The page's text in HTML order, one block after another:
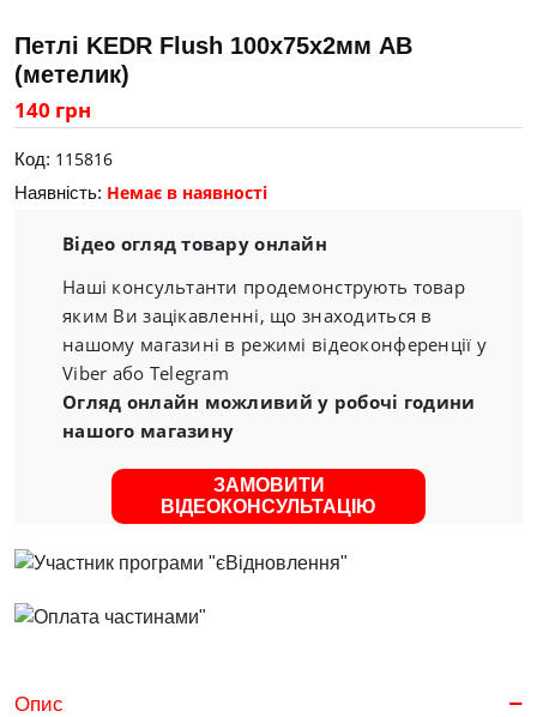
Петлі KEDR Flush 100х75х2мм АВ
(метелик)
140 грн
Код: 115816
Наявність: Немає в наявності
Відео огляд товару онлайн
Наші консультанти продемонструють товар
яким Ви зацікавленні, що знаходиться в
нашому магазині в режимі відеоконференції у
Viber або Telegram
Огляд онлайн можливий у робочі години
нашого магазину
ЗАМОВИТИ
ВІДЕОКОНСУЛЬТАЦІЮ
Опис